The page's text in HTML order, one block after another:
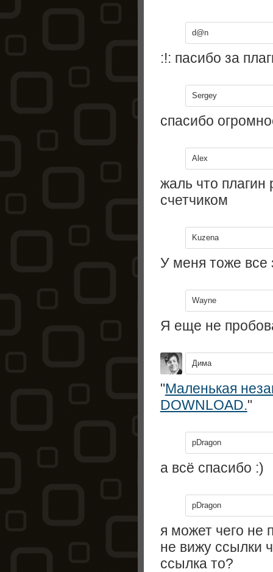
d@n
:!: пасибо за
Sergey
спасибо
Alex
жаль что плагин
счетчиком
Kuzena
У меня тоже все
Wayne
Я еще не
Дима
"Маленькая
DOWNLOAD."
pDragon
а всё спасибо :)
pDragon
я может чего не
не вижу ссылки
ссылка то?